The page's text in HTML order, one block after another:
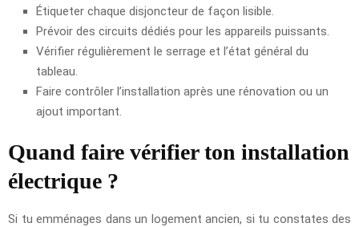
Étiqueter chaque disjoncteur de façon lisible.
Prévoir des circuits dédiés pour les appareils puissants.
Vérifier régulièrement le serrage et l’état général du
tableau.
Faire contrôler l’installation après une rénovation ou un
ajout important.
Quand faire vérifier ton installation
électrique ?
Si tu emménages dans un logement ancien, si tu constates des